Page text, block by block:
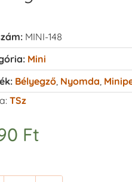
MINI-148
Mini
Bélyegző, Nyomda
TSz
Ft